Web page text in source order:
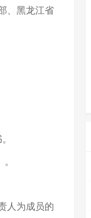
、黑龙江省
人为成员的